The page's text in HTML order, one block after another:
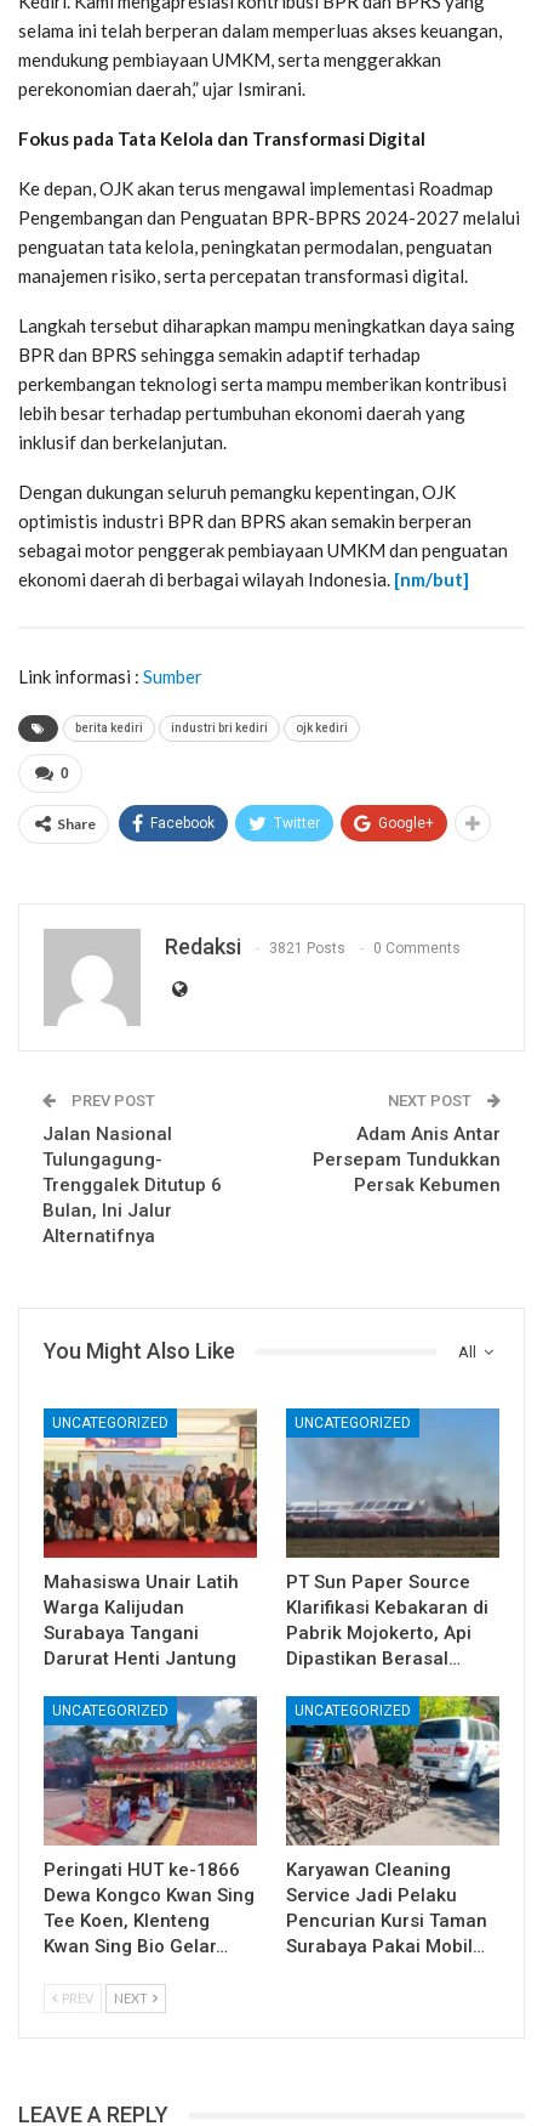
selama ini telah berperan dalam memperluas akses keuangan,
mendukung pembiayaan UMKM, serta menggerakkan
perekonomian daerah,” ujar Ismirani.
Fokus pada Tata Kelola dan Transformasi Digital
Ke depan, OJK akan terus mengawal implementasi Roadmap
Pengembangan dan Penguatan BPR-BPRS 2024-2027 melalui
penguatan tata kelola, peningkatan permodalan, penguatan
manajemen risiko, serta percepatan transformasi digital.
Langkah tersebut diharapkan mampu meningkatkan daya saing
BPR dan BPRS sehingga semakin adaptif terhadap
perkembangan teknologi serta mampu memberikan kontribusi
lebih besar terhadap pertumbuhan ekonomi daerah yang
inklusif dan berkelanjutan.
Dengan dukungan seluruh pemangku kepentingan, OJK
optimistis industri BPR dan BPRS akan semakin berperan
sebagai motor penggerak pembiayaan UMKM dan penguatan
ekonomi daerah di berbagai wilayah Indonesia. [nm/but]
Link informasi : Sumber
berita kediri industri bri kediri ojk kediri
0
Share Facebook Twitter Google+
Redaksi 3821 Posts 0 Comments
PREV POST
Jalan Nasional
Tulungagung-
Trenggalek Ditutup 6
Bulan, Ini Jalur
Alternatifnya
NEXT POST
Adam Anis Antar
Persepam Tundukkan
Persak Kebumen
All
You Might Also Like
UNCATEGORIZED
Mahasiswa Unair Latih
Warga Kalijudan
Surabaya Tangani
Darurat Henti Jantung
UNCATEGORIZED
PT Sun Paper Source
Klarifikasi Kebakaran di
Pabrik Mojokerto, Api
Dipastikan Berasal…
UNCATEGORIZED
Peringati HUT ke-1866
Dewa Kongco Kwan Sing
Tee Koen, Klenteng
Kwan Sing Bio Gelar…
UNCATEGORIZED
Karyawan Cleaning
Service Jadi Pelaku
Pencurian Kursi Taman
Surabaya Pakai Mobil…
PREV NEXT
LEAVE A REPLY